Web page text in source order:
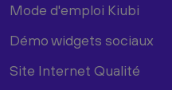
Mode d'emploi Kiubi
Démo widgets sociaux
Site Internet Qualité